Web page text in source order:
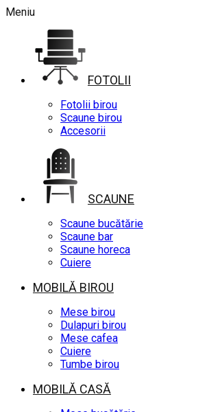
Meniu
FOTOLII
Fotolii birou
Scaune birou
Accesorii
SCAUNE
Scaune bucătărie
Scaune bar
Scaune horeca
Cuiere
MOBILĂ BIROU
Mese birou
Dulapuri birou
Mese cafea
Cuiere
Tumbe birou
MOBILĂ CASĂ